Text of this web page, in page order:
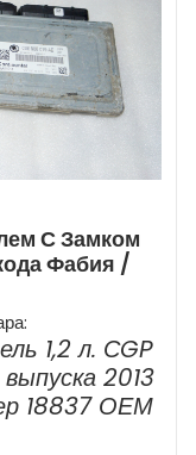
С Замком
Фабия /
1,2 л. СGP
2013
18837 ОЕМ